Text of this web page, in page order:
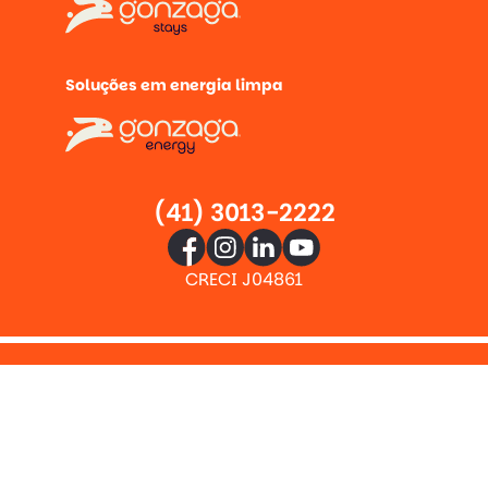
Soluções em energia limpa
(41) 3013-2222
CRECI J04861